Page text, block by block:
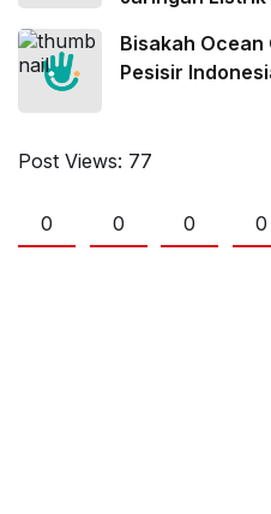
Bisakah
Pesisir
Post Views: 77
0 0 0 0